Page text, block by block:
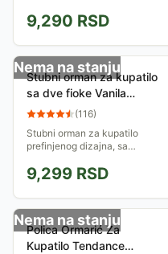
mini polica ispred ogledala,
ogledalo i halogena sijalica....
9,290 RSD
Nema na stanju
Stubni orman za kupatilo
sa dve fioke Vanila
1328859 (116)
Stubni orman za kupatilo
prefinjenog dizajna, sa
kojih se nalaze dve fioke.
Postoji mogućnost kačenja
ormana na zid ili...
9,299 RSD
Nema na stanju
Polica Ormarić Za
Kupatilo Tendance